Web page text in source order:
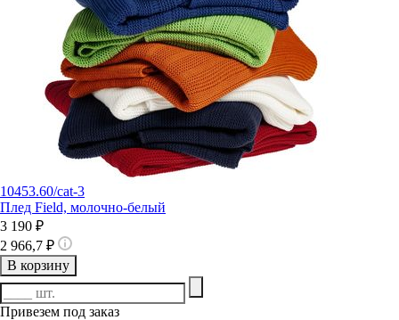
10453.60/cat-3
Плед Field, молочно-белый
3 190 ₽
2 966,7 ₽
В корзину
Привезем под заказ